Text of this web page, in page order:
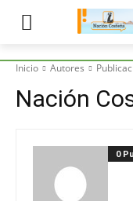
Inicio Autores
Nación
0